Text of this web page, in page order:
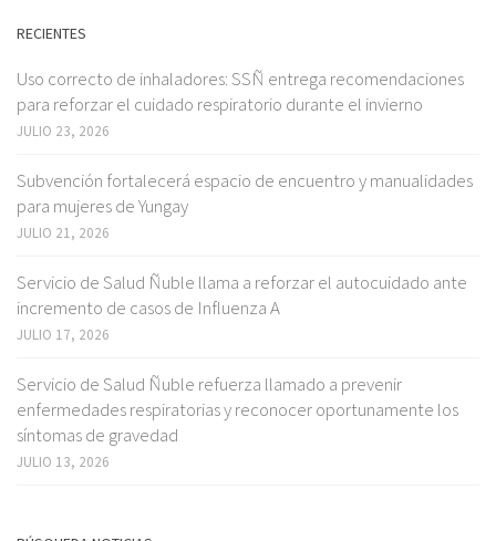
RECIENTES
Uso correcto de inhaladores: SSÑ entrega recomendaciones
para reforzar el cuidado respiratorio durante el invierno
JULIO 23, 2026
Subvención fortalecerá espacio de encuentro y manualidades
para mujeres de Yungay
JULIO 21, 2026
Servicio de Salud Ñuble llama a reforzar el autocuidado ante
incremento de casos de Influenza A
JULIO 17, 2026
Servicio de Salud Ñuble refuerza llamado a prevenir
enfermedades respiratorias y reconocer oportunamente los
síntomas de gravedad
JULIO 13, 2026